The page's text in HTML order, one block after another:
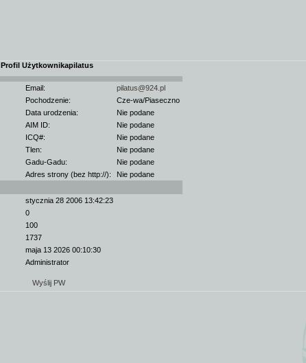
Profil Użytkownikapilatus
Email:
pilatus@924.pl
Pochodzenie:
Cze-wa/Piaseczno
Data urodzenia:
Nie podane
AIM ID:
Nie podane
ICQ#:
Nie podane
Tlen:
Nie podane
Gadu-Gadu:
Nie podane
Adres strony (bez http://):
Nie podane
stycznia 28 2006 13:42:23
0
100
1737
maja 13 2026 00:10:30
Administrator
Wyślij PW